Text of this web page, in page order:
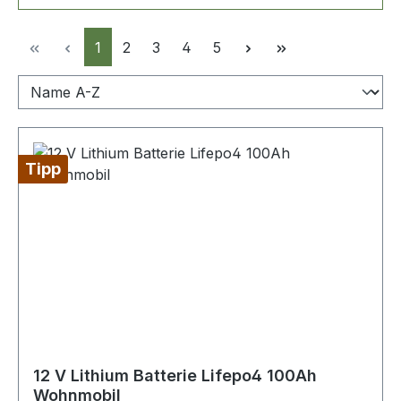
Seite
1 Seite
2 Seite
3 Seite
4 Seite
5
Tipp
12 V Lithium Batterie Lifepo4 100Ah
Wohnmobil